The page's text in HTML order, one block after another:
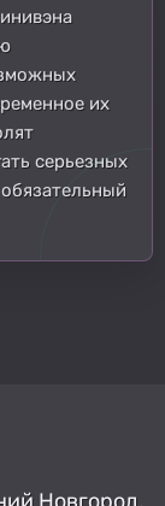
их
серьезных